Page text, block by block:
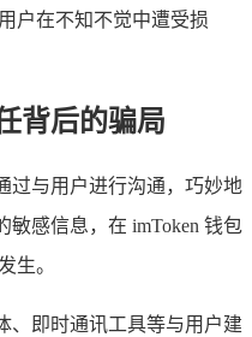
户在不知不觉中遭受损
背后的骗局
过与用户进行沟通，巧妙地
感信息，在 imToken 钱包
生。
、即时通讯工具等与用户建